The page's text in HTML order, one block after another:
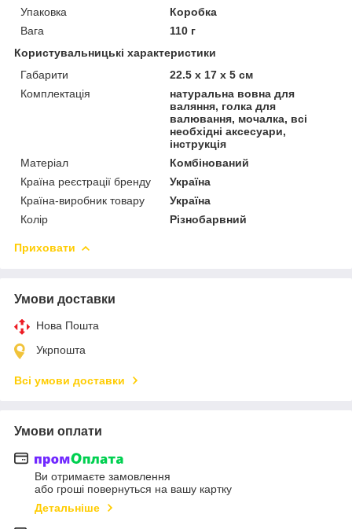
Упаковка
Коробка
Вага
110 г
Користувальницькі характеристики
Габарити
22.5 x 17 x 5 см
Комплектація
натуральна вовна для
валяння, голка для
валювання, мочалка, всі
необхідні аксесуари,
інструкція
Матеріал
Комбінований
Країна реєстрації бренду
Україна
Країна-виробник товару
Україна
Колір
Різнобарвний
Приховати
Умови доставки
Нова Пошта
Укрпошта
Всі умови доставки
Умови оплати
Ви отримаєте замовлення
або гроші повернуться на вашу картку
Детальніше